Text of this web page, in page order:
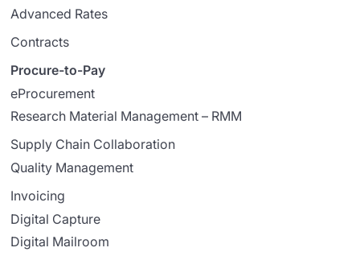
Advanced Rates
Contracts
Procure-to-Pay
eProcurement
Research Material Management – RMM
Supply Chain Collaboration
Quality Management
Invoicing
Digital Capture
Digital Mailroom